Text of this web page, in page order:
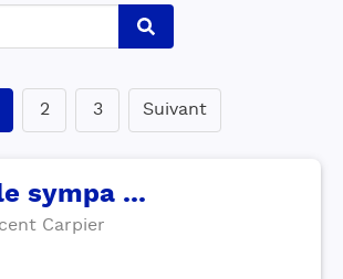
2 3 Suivant
sympa ...
Carpier